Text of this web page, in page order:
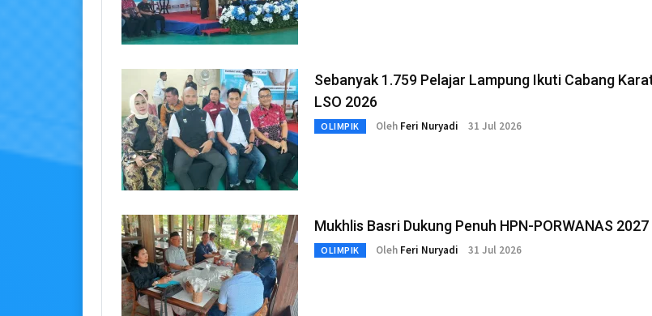
Sebanyak 1.759 Pelajar Lampung Ikuti Cabang
LSO 2026
OLIMPIK Oleh Feri Nuryadi 31 Jul 2026
Mukhlis Basri Dukung Penuh HPN-PORWANAS 2027
OLIMPIK Oleh Feri Nuryadi 31 Jul 2026